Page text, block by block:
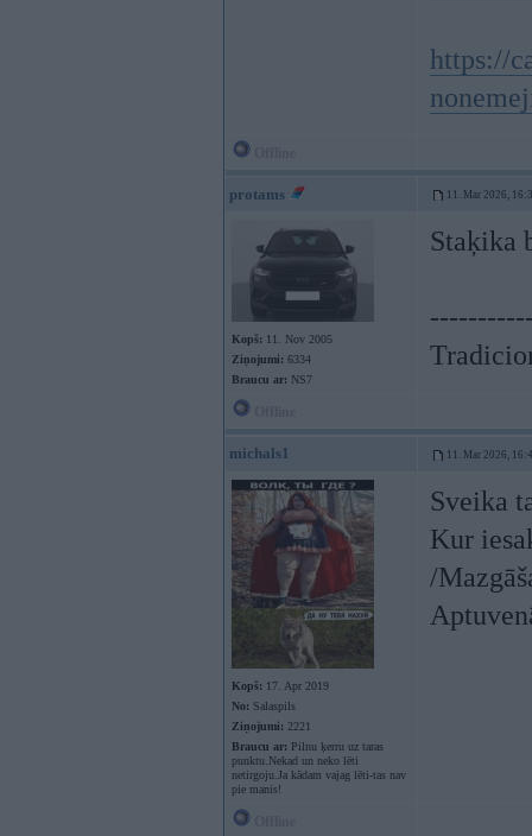
https://
protams 11. Mar 2026,
Kopš: 11. Nov 2005
Ziņojumi: 6334
Braucu ar: NS7
Staķika
michals1 11. Mar 2026,
Kopš: 17. Apr 2019
No: Salaspils
Ziņojumi: 2221
Braucu ar: Pilnu ķerru uz taras
punktu.Nekad un neko lēti
netirgoju.Ja kādam vajag lēti-tas nav
pie manis!
Sveika
Kur
/